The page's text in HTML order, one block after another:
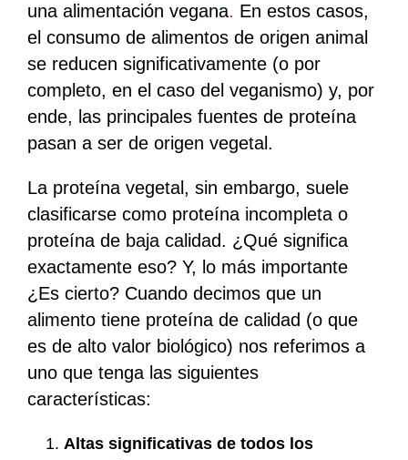
una alimentación vegana. En estos casos,
el consumo de alimentos de origen animal
se reducen significativamente (o por
completo, en el caso del veganismo) y, por
ende, las principales fuentes de proteína
pasan a ser de origen vegetal.
La proteína vegetal, sin embargo, suele
clasificarse como proteína incompleta o
proteína de baja calidad. ¿Qué significa
exactamente eso? Y, lo más importante
¿Es cierto? Cuando decimos que un
alimento tiene proteína de calidad (o que
es de alto valor biológico) nos referimos a
uno que tenga las siguientes
características:
Altas significativas de todos los